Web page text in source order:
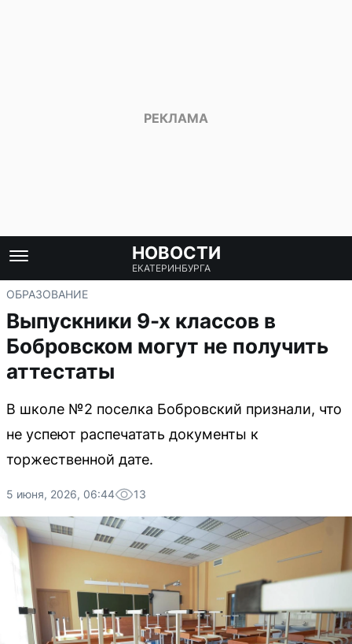
НОВОСТИ
ЕКАТЕРИНБУРГА
ОБРАЗОВАНИЕ
Выпускники 9-х классов в
Бобровском могут не получить
аттестаты
В школе №2 поселка Бобровский признали, что
не успеют распечатать документы к
торжественной дате.
5 июня, 2026, 06:44 13